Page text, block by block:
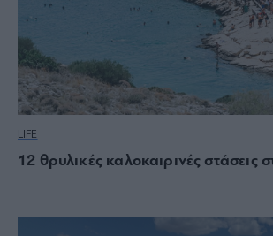
LIFE
12 θρυλικές καλοκαιρινές στάσεις